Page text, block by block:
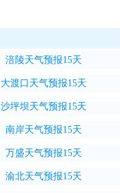
涪陵天气预报15天
大渡口天气预报15天
沙坪坝天气预报15天
南岸天气预报15天
万盛天气预报15天
渝北天气预报15天